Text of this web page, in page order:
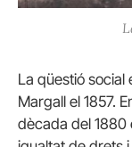
La qüestió social
Margall el 1857.
dècada del 1880